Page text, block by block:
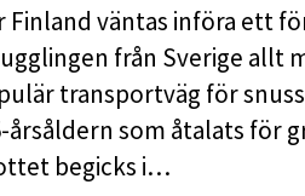
Finland väntas införa ett
från Sverige allt
transportväg för
årsåldern som åtalats för
begicks i…